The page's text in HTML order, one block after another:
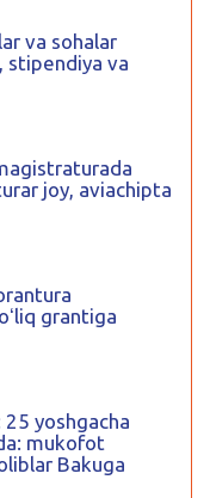
va sohalar
stipendiya va
joy, aviachipta
grantiga
yoshgacha
mukofot
Bakuga